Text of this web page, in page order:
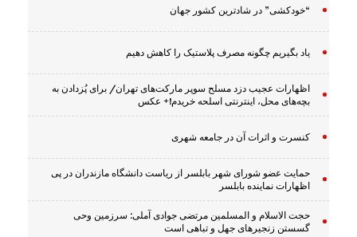
“خودکشی” در شادترین کشور جهان
یاد بگیریم چگونه مصرف پلاستیک را کاهش دهیم
اظهارات عجیب دزد مسلح سوپر مارکت‌های تهران/ برای پُزدادن به
بچه‌های محل، اینترنتی اسلحه خریدم!+ عکس
کنسرت و اثرات آن در جامعه شهری
حمایت عضو شورای شهر بابلسر از ریاست دانشگاه مازندران در پی
اظهارات نماینده بابلسر
حجت الاسلام و المسلمین مرتضی جوادی آملی: سرزمین وحى
گسستن زنجیرهاى جهل و تباهى است